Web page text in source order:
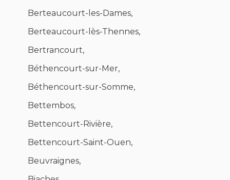
Berteaucourt-les-Dames,
Berteaucourt-lès-Thennes,
Bertrancourt,
Béthencourt-sur-Mer,
Béthencourt-sur-Somme,
Bettembos,
Bettencourt-Rivière,
Bettencourt-Saint-Ouen,
Beuvraignes,